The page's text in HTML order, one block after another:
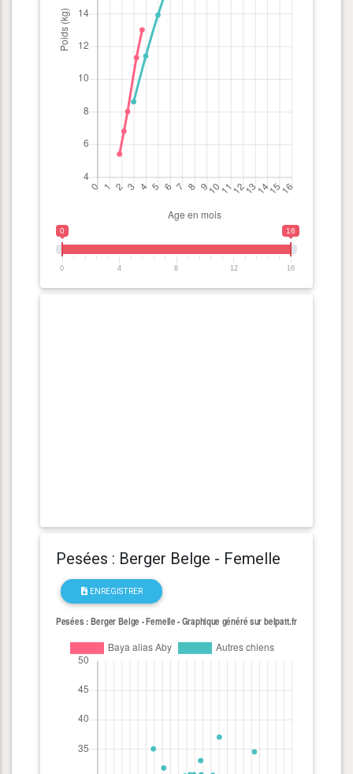
0 16
0 4 8 12 16
Pesées : Berger Belge - Femelle
ENREGISTRER